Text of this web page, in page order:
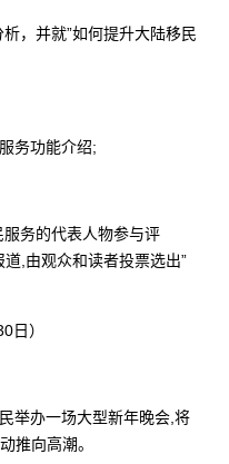
，并就”如何提升大陆移民
务功能介绍;
务的代表人物参与评
,由观众和读者投票选出”
日）
举办一场大型新年晚会,将
推向高潮。